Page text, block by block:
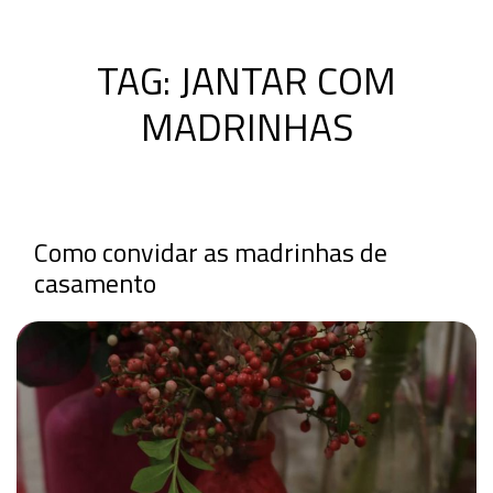
TAG: JANTAR COM
MADRINHAS
Como convidar as madrinhas de
casamento